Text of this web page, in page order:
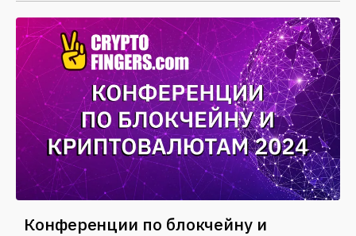
Конференции по блокчейну и